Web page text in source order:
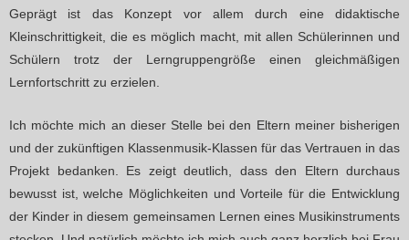
Geprägt ist das Konzept vor allem durch eine didaktische
Kleinschrittigkeit, die es möglich macht, mit allen Schülerinnen und
Schülern trotz der Lerngruppengröße einen gleichmäßigen
Lernfortschritt zu erzielen.
Ich möchte mich an dieser Stelle bei den Eltern meiner bisherigen
und der zukünftigen Klassenmusik-Klassen für das Vertrauen in das
Projekt bedanken. Es zeigt deutlich, dass den Eltern durchaus
bewusst ist, welche Möglichkeiten und Vorteile für die Entwicklung
der Kinder in diesem gemeinsamen Lernen eines Musikinstruments